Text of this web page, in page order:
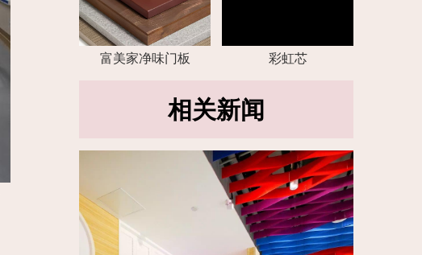
富美家净味门板 彩虹芯
相关新闻